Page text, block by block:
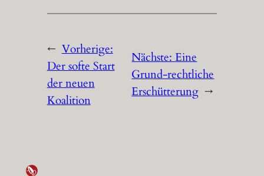
← Vorherige:
Der softe Start
der neuen
Koalition
Nächste:Eine
Grund-rechtliche
Erschütterung →